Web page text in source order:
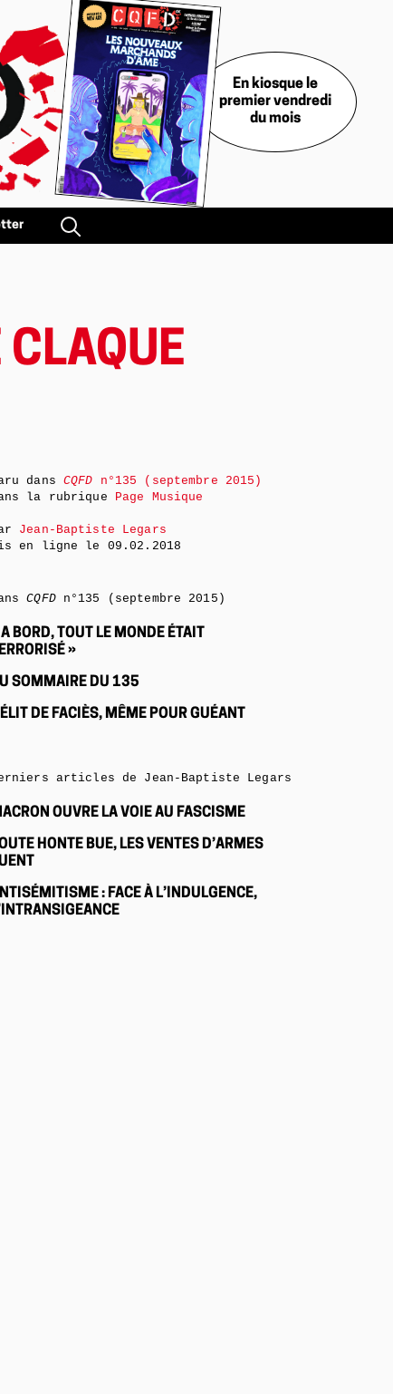
En kiosque le
premier vendredi
du mois
dans CQFD n°135 (septembre 2015)
la rubrique Page Musique
Jean-Baptiste Legars
en ligne le 09.02.2018
CQFDn°135 (septembre 2015)
BORD, TOUT LE MONDE ÉTAIT
»
SOMMAIRE DU 135
DE FACIÈS, MÊME POUR GUÉANT
articles de Jean-Baptiste Legars
OUVRE LA VOIE AU FASCISME
HONTE BUE, LES VENTES D’ARMES
: FACE À L’INDULGENCE,